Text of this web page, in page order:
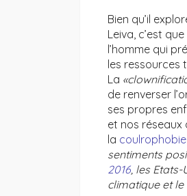
Bien qu’il
Leiva, c’est
l’homme qui
les ressources
La
de renverser
ses propres
et nos réseaux
la coulrophobie
sentiments
2016, les
climatique et le